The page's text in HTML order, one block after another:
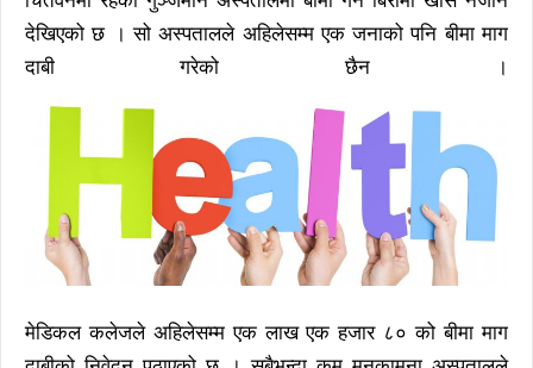
देखिएको छ । सो अस्पतालले अहिलेसम्म एक जनाको पनि बीमा माग
दाबी गरेको छैन ।
मेडिकल कलेजले अहिलेसम्म एक लाख एक हजार ८० को बीमा माग